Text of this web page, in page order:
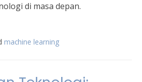
di masa depan.
machine learning